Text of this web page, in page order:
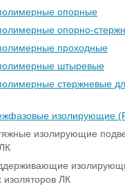
опорные
опорно-
проходные
штыревые
стержневые
изолирующие
изолирующие
ЛК